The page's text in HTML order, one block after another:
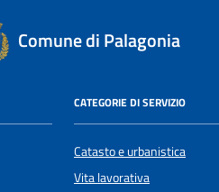
Comune di Palagonia
CATEGORIE DI SERVIZIO
Catasto e urbanistica
Vita lavorativa